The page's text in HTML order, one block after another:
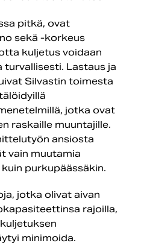
pitkä, ovat
sekä -korkeus
kuljetus voidaan
turvallisesti. Lastaus ja
Silvastin toimesta
jotka ovat
raskaille muuntajille.
ansiosta
vain muutamia
purkupäässäkin.
jotka olivat aivan
rajoilla,
minimoida.